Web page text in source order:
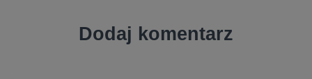
Dodaj komentarz